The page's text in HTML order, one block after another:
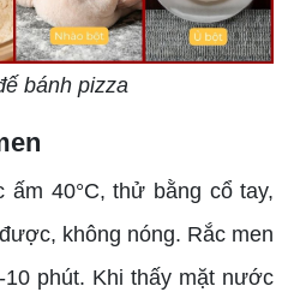
bánh pizza
40°C, thử bằng cổ tay,
không nóng. Rắc men
phút. Khi thấy mặt nước